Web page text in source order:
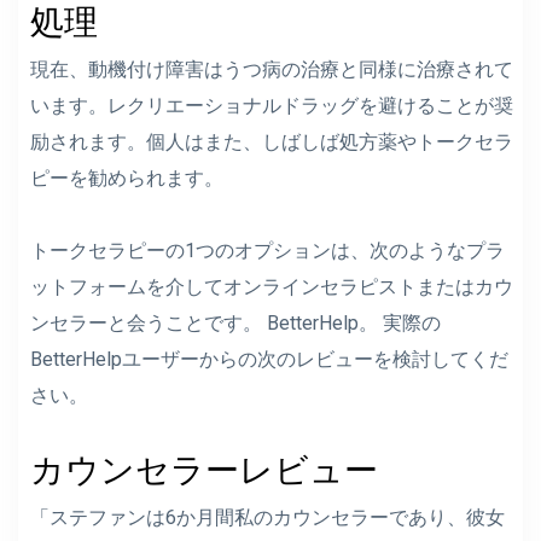
処理
現在、動機付け障害はうつ病の治療と同様に治療されて
います。レクリエーショナルドラッグを避けることが奨
励されます。個人はまた、しばしば処方薬やトークセラ
ピーを勧められます。
トークセラピーの1つのオプションは、次のようなプラ
ットフォームを介してオンラインセラピストまたはカウ
ンセラーと会うことです。
BetterHelp。
実際の
BetterHelpユーザーからの次のレビューを検討してくだ
さい。
カウンセラーレビュー
「ステファンは6か月間私のカウンセラーであり、彼女